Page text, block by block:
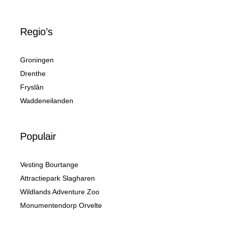
Regio’s
Groningen
Drenthe
Fryslân
Waddeneilanden
Populair
Vesting Bourtange
Attractiepark Slagharen
Wildlands Adventure Zoo
Monumentendorp Orvelte